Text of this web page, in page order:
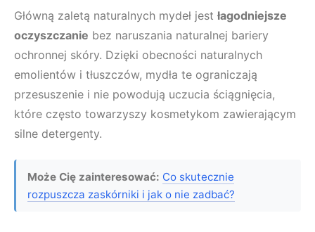
Główną zaletą naturalnych mydeł jest łagodniejsze
oczyszczanie bez naruszania naturalnej bariery
ochronnej skóry. Dzięki obecności naturalnych
emolientów i tłuszczów, mydła te ograniczają
przesuszenie i nie powodują uczucia ściągnięcia,
które często towarzyszy kosmetykom zawierającym
silne detergenty.
Może Cię zainteresować: Co skutecznie
rozpuszcza zaskórniki i jak o nie zadbać?